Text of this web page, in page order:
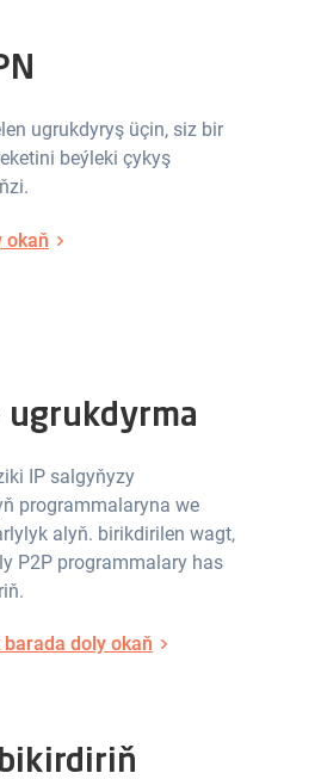
ugrukdyryş üçin, siz bir
beýleki çykyş
okaň
ugrukdyrma
IP salgyňyzy
programmalaryna we
alyň. birikdirilen wagt,
P2P programmalary has
doly okaň